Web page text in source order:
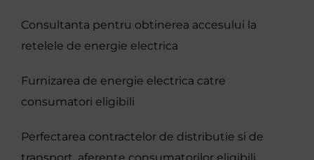
Products & services
Rentals
Consultanta pentru obtinerea accesului la
retelele de energie electrica
Furnizarea de energie electrica catre
consumatori eligibili
Perfectarea contractelor de distributie si de